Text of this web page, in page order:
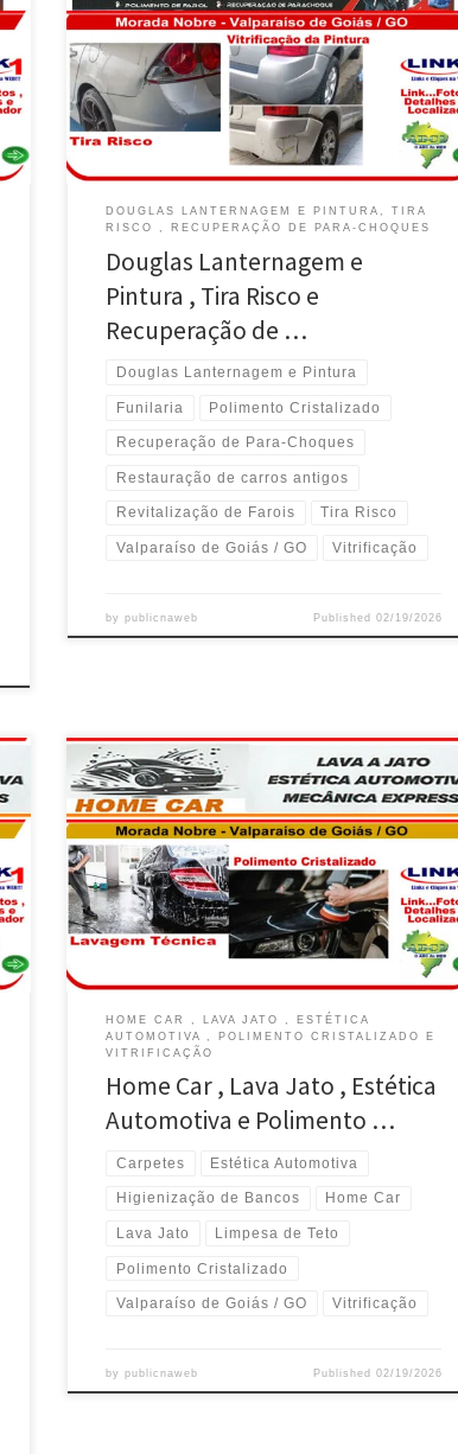
DOUGLAS LANTERNAGEM E PINTURA, TIRA
RISCO , RECUPERAÇÃO DE PARA-CHOQUES
Douglas Lanternagem e
Pintura , Tira Risco e
Recuperação de …
Douglas Lanternagem e Pintura
Funilaria Polimento Cristalizado
Recuperação de Para-Choques
Restauração de carros antigos
Revitalização de Farois Tira Risco
Valparaíso de Goiás / GO Vitrificação
bypublicnaweb Published 02/19/2026
Na Home Car , Lavagem Técnica Automotiva e
Polimento cristalizado em Valparaíso de Goiás / GO
Lavagem Americana com Cera e Lavagem Técnica do
Motor, Home Car em Valparaíso de Goiás / GO
Higienização dos Bancos , Carpete e Teto é na Home
Car em Valparaíso de Goiás / […]
HOME CAR , LAVA JATO , ESTÉTICA
AUTOMOTIVA , POLIMENTO CRISTALIZADO E
VITRIFICAÇÃO
Home Car , Lava Jato , Estética
Automotiva e Polimento …
Carpetes Estética Automotiva
Higienização de Bancos Home Car
Lava Jato Limpesa de Teto
Polimento Cristalizado
Valparaíso de Goiás / GO Vitrificação
bypublicnaweb Published 02/19/2026